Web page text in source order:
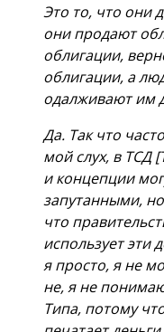
Это то, что они
они продают
облигации,
облигации, а
одалживают им
Да. Так что
мой слух, в ТСД
и концепции
запутанными,
что
использует эти
я просто, я не
не, я не
Типа, потому